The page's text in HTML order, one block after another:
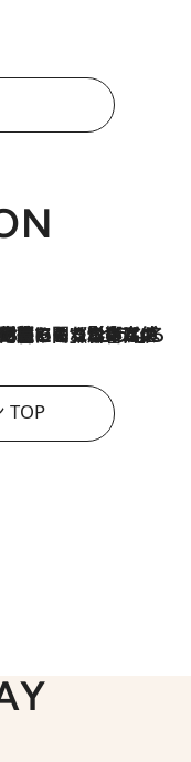
いている」ホルムズ海峡封鎖による影響はいつまで続く？《エネルギー専門家に聞く“どうなる日本の暮らし”》
TOP